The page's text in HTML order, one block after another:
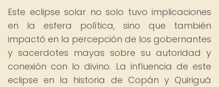
Este eclipse solar no solo tuvo implicaciones
en la esfera política, sino que también
impactó en la percepción de los gobernantes
y sacerdotes mayas sobre su autoridad y
conexión con lo divino. La influencia de este
eclipse en la historia de Copán y Quiriguá